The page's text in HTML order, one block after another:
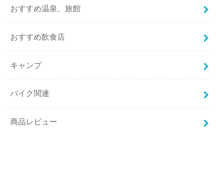
おすすめ温泉、旅館
おすすめ飲食店
キャンプ
バイク関連
商品レビュー